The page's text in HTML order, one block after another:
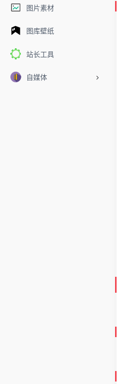
图片素材
图库壁纸
站长工具
自媒体